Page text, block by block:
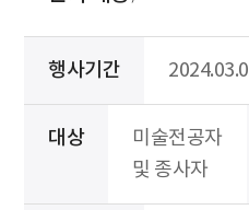
행사기간
대상
미술전공자
및 종사자